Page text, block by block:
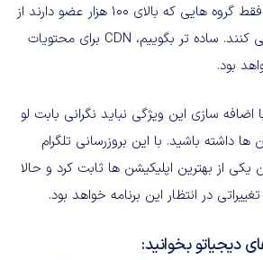
بالا فعال است، بنابراین فقط گروه هایی که بالای 100 هزار عضو دارند از
این سیستم پشتیبانی می کنند. ساده تر بگوییم، CDN برای محتویات
بود.
سازی این ویژگی نباید نگرانی بابت لو
ها داشته باشید. با این بروزرسانی تلگرام
یکی از بهترین اپلیکیشن ها ثابت کرد و حالا
در انتظار این برنامه خواهد بود.
دیجیاتو بخوانید: